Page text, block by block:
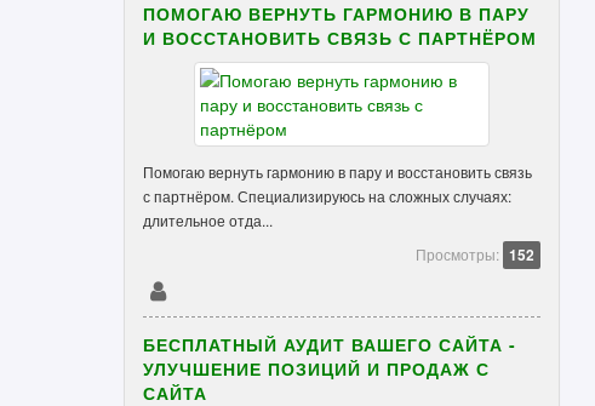
ПОМОГАЮ ВЕРНУТЬ ГАРМОНИЮ В ПАРУ
И ВОССТАНОВИТЬ СВЯЗЬ С ПАРТНЁРОМ
Помогаю вернуть гармонию в пару и восстановить связь
с партнёром. Специализируюсь на сложных случаях:
длительное отда...
Просмотры: 152
БЕСПЛАТНЫЙ АУДИТ ВАШЕГО САЙТА -
УЛУЧШЕНИЕ ПОЗИЦИЙ И ПРОДАЖ С
САЙТА